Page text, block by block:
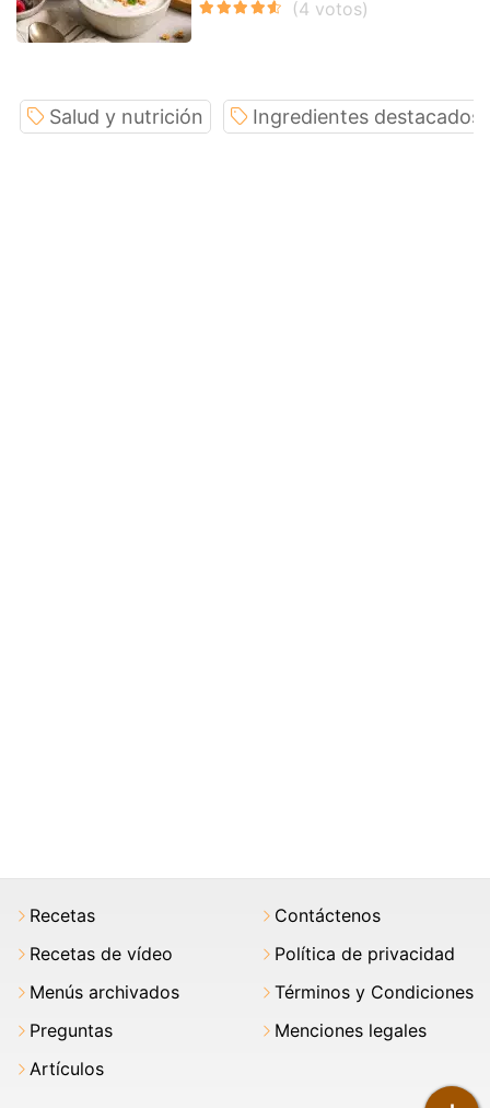
Salud y nutrición Ingredientes destacados
Recetas
Recetas de vídeo
Menús archivados
Preguntas
Artículos
Contáctenos
Política de privacidad
Términos y Condiciones
Menciones legales